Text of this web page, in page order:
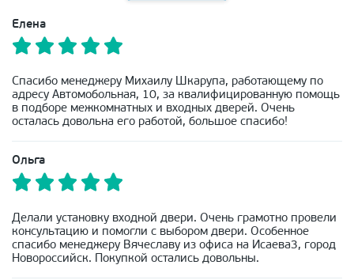
Елена
Спасибо менеджеру Михаилу Шкарупа, работающему по
адресу Автомобольная, 10, за квалифицированную помощь
в подборе межкомнатных и входных дверей. Очень
осталась довольна его работой, большое спасибо!
Ольга
Делали установку входной двери. Очень грамотно провели
консультацию и помогли с выбором двери. Особенное
спасибо менеджеру Вячеславу из офиса на Исаева3, город
Новороссийск. Покупкой остались довольны.